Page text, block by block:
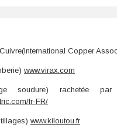
Copper
www.virax.com
soudure) rachetée
fr-FR/
www.kiloutou.fr